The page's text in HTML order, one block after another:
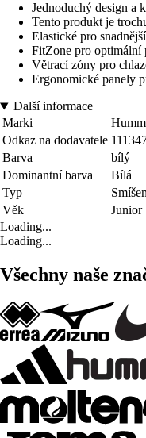
Jednoduchý design a
Tento produkt je
Elastické pro
FitZone pro optimální
Větrací zóny pro
Ergonomické panely
Další informace
Marki
Odkaz na dodavatele
Barva
bílý
Dominantní barva
Bílá
Typ
Věk
Junior
Loading...
Loading...
Všechny naše